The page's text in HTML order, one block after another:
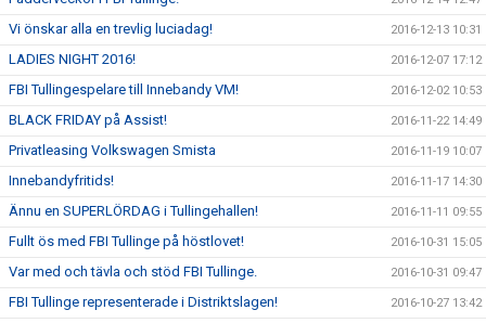
Vi önskar alla en trevlig luciadag! 2016-12-13 10:31
LADIES NIGHT 2016! 2016-12-07 17:12
FBI Tullingespelare till Innebandy VM! 2016-12-02 10:53
BLACK FRIDAY på Assist! 2016-11-22 14:49
Privatleasing Volkswagen Smista 2016-11-19 10:07
Innebandyfritids! 2016-11-17 14:30
Ännu en SUPERLÖRDAG i Tullingehallen! 2016-11-11 09:55
Fullt ös med FBI Tullinge på höstlovet! 2016-10-31 15:05
Var med och tävla och stöd FBI Tullinge. 2016-10-31 09:47
FBI Tullinge representerade i Distriktslagen! 2016-10-27 13:42